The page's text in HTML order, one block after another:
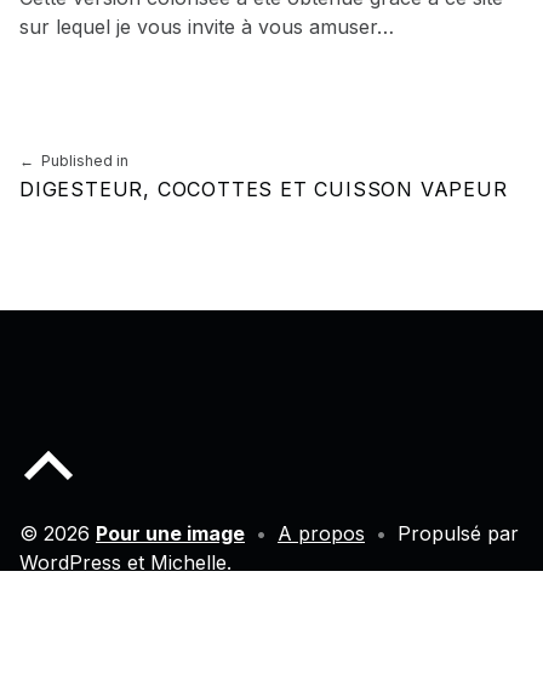
sur lequel je vous invite à vous amuser…
Skip back to main navigation
Navigation de l’article
Published in
DIGESTEUR, COCOTTES ET CUISSON VAPEUR
© 2026 Pour une image • A propos • Propulsé par
WordPress et Michelle.